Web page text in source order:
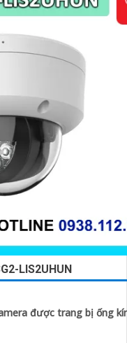
LIS2UHUN
được trang bị ống